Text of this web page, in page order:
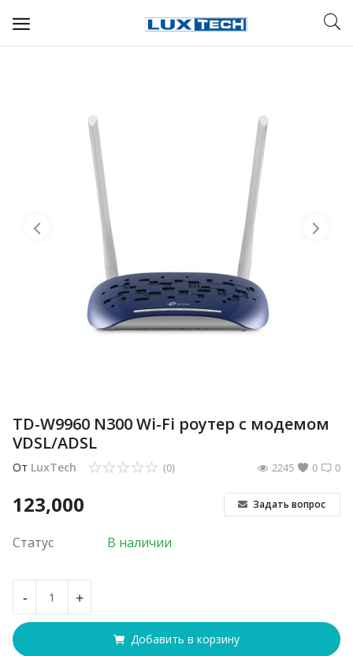
РЕШЕНИЯ ДЛЯ ДОМА
ДЛЯ БИЗНЕСА
ДЛЯ ОПЕРАТОРОВ СВЯЗИ
TD-W9960 N300 Wi-Fi роутер с модемом
VDSL/ADSL
От LuxTech 0
(0) 0
2245
123,000 Задать вопрос
Статус В наличии
- +
Добавить в корзину